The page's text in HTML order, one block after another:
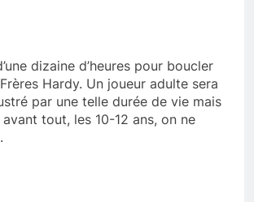
dizaine d’heures pour boucler
Hardy. Un joueur adulte sera
par une telle durée de vie mais
tout, les 10-12 ans, on ne